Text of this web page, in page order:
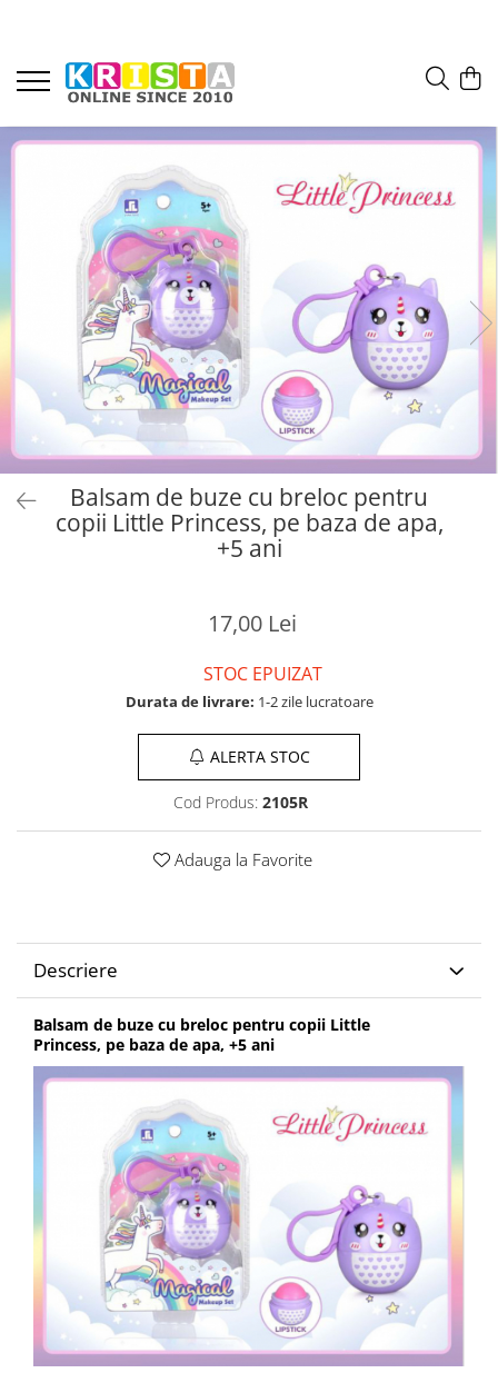
Balsam de buze cu breloc pentru
copii Little Princess, pe baza de apa,
+5 ani
17,00 Lei
STOC EPUIZAT
Durata de livrare: 1-2 zile lucratoare
ALERTA STOC
Cod Produs: 2105R
Adauga la Favorite
Descriere
Balsam de buze cu breloc pentru copii Little
Princess, pe baza de apa, +5 ani